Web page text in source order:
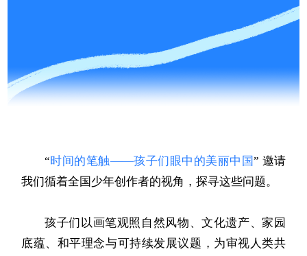
“时间的笔触——孩子们眼中的美丽中国” 邀请
我们循着全国少年创作者的视角，探寻这些问题。
孩子们以画笔观照自然风物、文化遗产、家园
底蕴、和平理念与可持续发展议题，为审视人类共